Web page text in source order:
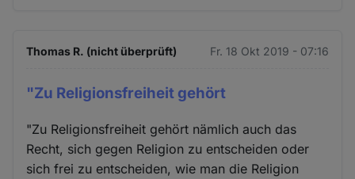
Thomas R. (nicht überprüft) Fr. 18 Okt 2019 - 07:16
"Zu Religionsfreiheit gehört
"Zu Religionsfreiheit gehört nämlich auch das
Recht, sich gegen Religion zu entscheiden oder
sich frei zu entscheiden, wie man die Religion